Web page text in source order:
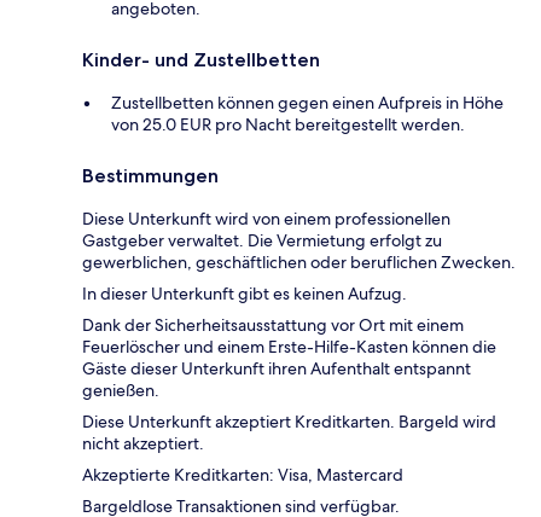
angeboten.
Kinder- und Zustellbetten
Zustellbetten können gegen einen Aufpreis in Höhe
von 25.0 EUR pro Nacht bereitgestellt werden.
Bestimmungen
Diese Unterkunft wird von einem professionellen
Gastgeber verwaltet. Die Vermietung erfolgt zu
gewerblichen, geschäftlichen oder beruflichen Zwecken.
In dieser Unterkunft gibt es keinen Aufzug.
Dank der Sicherheitsausstattung vor Ort mit einem
Feuerlöscher und einem Erste-Hilfe-Kasten können die
Gäste dieser Unterkunft ihren Aufenthalt entspannt
genießen.
Diese Unterkunft akzeptiert Kreditkarten. Bargeld wird
nicht akzeptiert.
Akzeptierte Kreditkarten: Visa, Mastercard
Bargeldlose Transaktionen sind verfügbar.